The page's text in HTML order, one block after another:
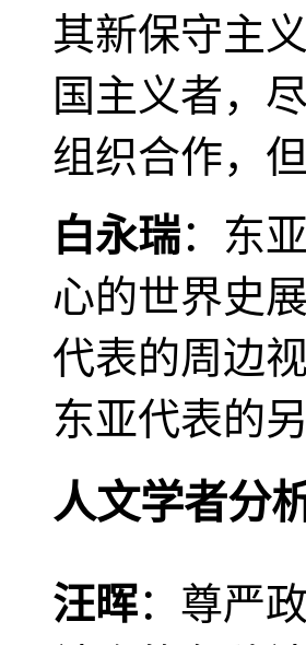
其新保守主
国主义者，
组织合作，
白永瑞：东
心的世界史
代表的周边
东亚代表的
人文学者分
汪晖：尊严